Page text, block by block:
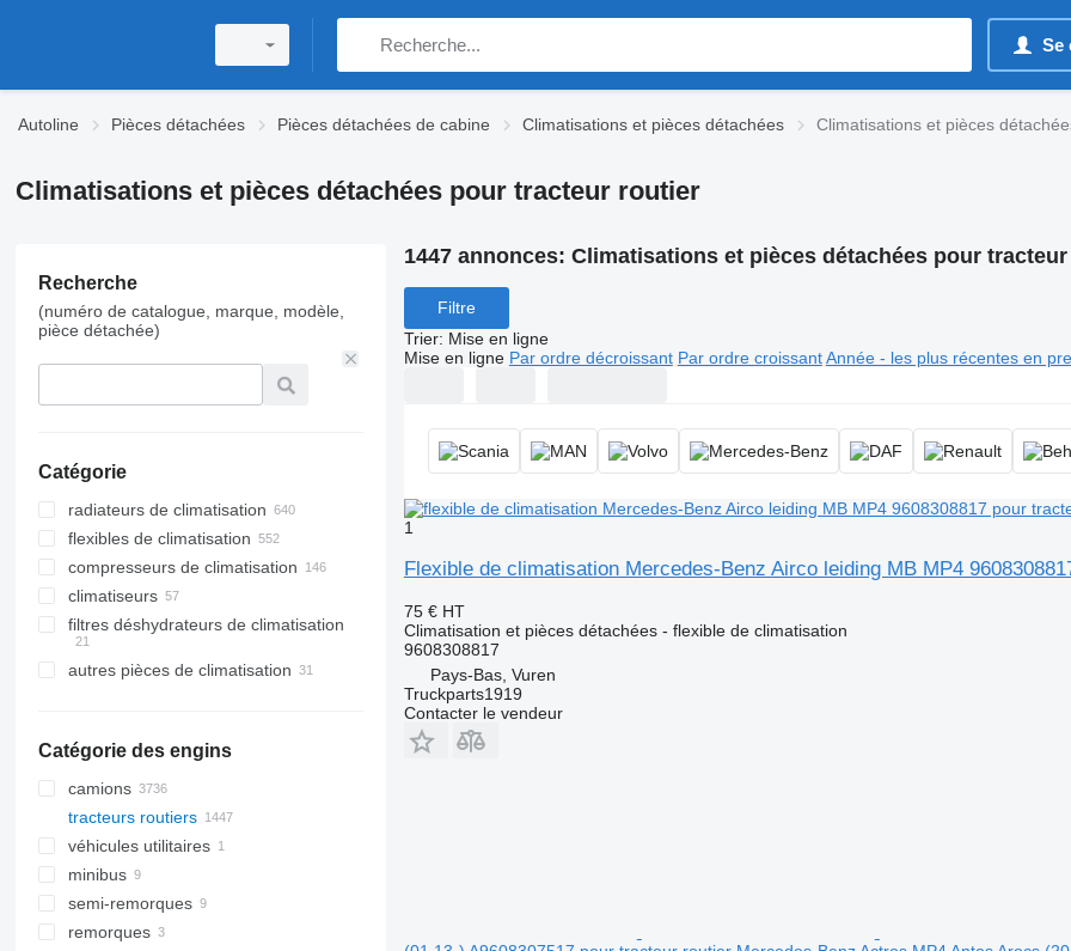
Se
Autoline Pièces détachées Pièces détachées de cabine Climatisations et pièces détachées Climatisations et pièces
Climatisations et pièces détachées pour tracteur routier
Recherche
(numéro de catalogue, marque, modèle,
pièce détachée)
Catégorie
radiateurs de climatisation
flexibles de climatisation
compresseurs de climatisation
climatiseurs
filtres déshydrateurs de climatisation
autres pièces de climatisation
Catégorie des engins
camions
tracteurs routiers
véhicules utilitaires
minibus
semi-remorques
remorques
1447 annonces: Climatisations et pièces détachées pour
Filtre
Trier: Mise en ligne
Mise en ligne Par ordre décroissant Par ordre croissant Année - les plus récentes en
1
Flexible de climatisation Mercedes-Benz Airco leiding MB MP4
75 € HT
Climatisation et pièces détachées - flexible de climatisation
9608308817
Pays-Bas, Vuren
Truckparts1919
Contacter le vendeur